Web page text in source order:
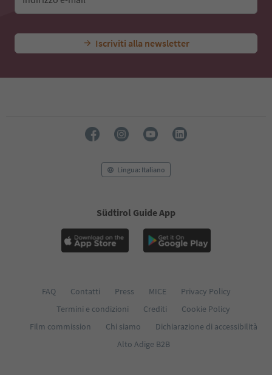
Iscriviti alla newsletter
Lingua: Italiano
Südtirol Guide App
FAQ Contatti Press MICE
Privacy Policy
Termini e condizioni
Crediti
Cookie Policy
Film commission
Chi siamo
Dichiarazione di accessibilità
Alto Adige B2B